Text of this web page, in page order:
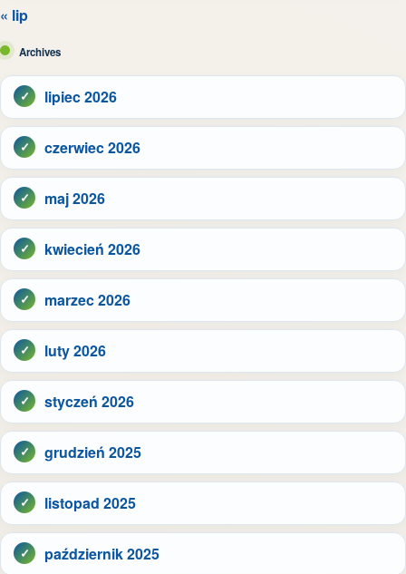
« lip
Archives
lipiec 2026
czerwiec 2026
maj 2026
kwiecień 2026
marzec 2026
luty 2026
styczeń 2026
grudzień 2025
listopad 2025
październik 2025